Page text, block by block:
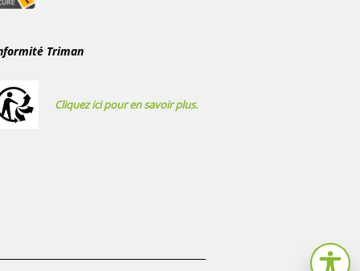
Triman
Cliquez ici pour en savoir plus.